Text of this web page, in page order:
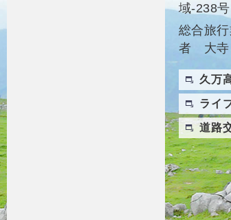
域-238号
総合旅
者 大寺
久万
ライ
道路